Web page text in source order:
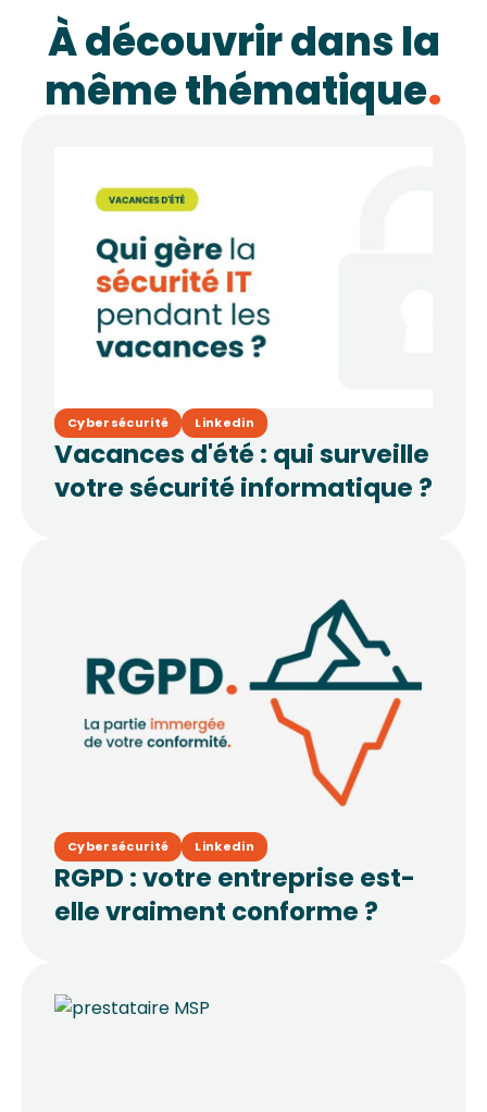
À découvrir dans la
même thématique
Cybersécurité Linkedin
Vacances d'été : qui surveille
votre sécurité informatique ?
Cybersécurité Linkedin
RGPD : votre entreprise est-
elle vraiment conforme ?